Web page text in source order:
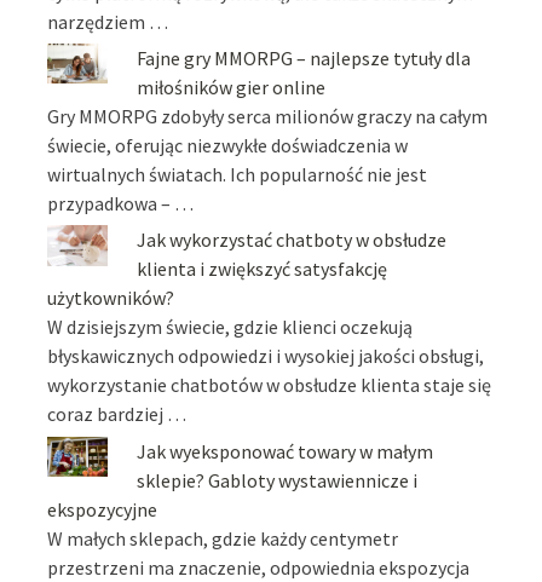
narzędziem …
Fajne gry MMORPG – najlepsze tytuły dla
miłośników gier online
Gry MMORPG zdobyły serca milionów graczy na całym
świecie, oferując niezwykłe doświadczenia w
wirtualnych światach. Ich popularność nie jest
przypadkowa – …
Jak wykorzystać chatboty w obsłudze
klienta i zwiększyć satysfakcję
użytkowników?
W dzisiejszym świecie, gdzie klienci oczekują
błyskawicznych odpowiedzi i wysokiej jakości obsługi,
wykorzystanie chatbotów w obsłudze klienta staje się
coraz bardziej …
Jak wyeksponować towary w małym
sklepie? Gabloty wystawiennicze i
ekspozycyjne
W małych sklepach, gdzie każdy centymetr
przestrzeni ma znaczenie, odpowiednia ekspozycja